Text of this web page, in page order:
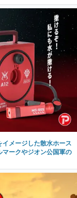
メージした散水ホース
ークやジオン公国軍の